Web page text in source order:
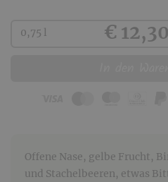
Kaufen
0,75 l € 12,30
Offene Nase, gelbe Frucht,
und Stachel­beeren, etwas